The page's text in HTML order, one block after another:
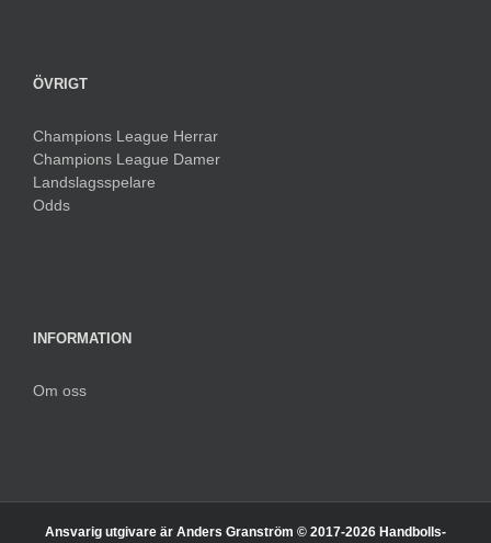
ÖVRIGT
Champions League Herrar
Champions League Damer
Landslagsspelare
Odds
INFORMATION
Om oss
Ansvarig utgivare är Anders Granström © 2017-2026 Handbolls-